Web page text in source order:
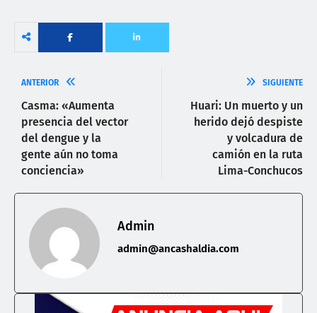
ANTERIOR
Casma: «Aumenta
presencia del vector
del dengue y la
gente aún no toma
conciencia»
SIGUIENTE
Huari: Un muerto y un
herido dejó despiste
y volcadura de
camión en la ruta
Lima-Conchucos
Admin
admin@ancashaldia.com